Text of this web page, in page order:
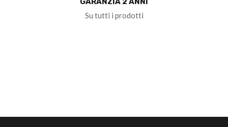
Su tutti i prodotti